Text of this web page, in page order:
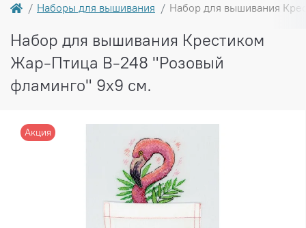
Наборы для вышивания Набор для вышивания
Набор для вышивания Крестиком
Жар-Птица В-248 "Розовый
фламинго" 9х9 см.
Акция